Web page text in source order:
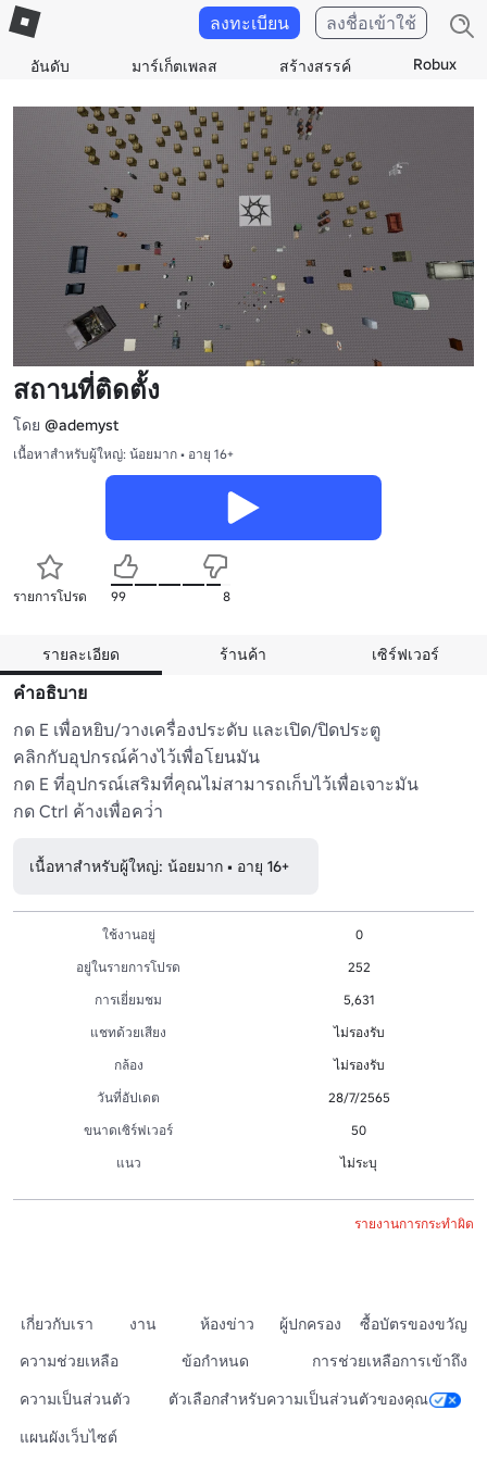
อันดับ มาร์เก็ตเพลส สร้างสรรค์ Robux
ลงทะเบียน ลงชื่อเข้าใช้
สถานที่ติดตั้ง
โดย @ademyst
เนื้อหาสำหรับผู้ใหญ่: น้อยมาก • อายุ 16+
รายการโปรด 99 8
รายละเอียด ร้านค้า เซิร์ฟเวอร์
คำอธิบาย
กด E เพื่อหยิบ/วางเครื่องประดับ และเปิด/ปิดประตู
คลิกกับอุปกรณ์ค้างไว้เพื่อโยนมัน
กด E ที่อุปกรณ์เสริมที่คุณไม่สามารถเก็บไว้เพื่อเจาะมัน
กด Ctrl ค้างเพื่อคว่ํา
เนื้อหาสำหรับผู้ใหญ่: น้อยมาก • อายุ 16+
ใช้งานอยู่
0
อยู่ในรายการโปรด
252
การเยี่ยมชม
5,631
แชทด้วยเสียง
ไม่รองรับ
กล้อง
ไม่รองรับ
วันที่อัปเดต
28/7/2565
ขนาดเซิร์ฟเวอร์
50
แนว
ไม่ระบุ
รายงานการกระทำผิด
เกี่ยวกับเรา งาน ห้องข่าว ผู้ปกครอง
ซื้อบัตรของขวัญ
ความช่วยเหลือ
ข้อกำหนด
การช่วยเหลือการเข้าถึง
ความเป็นส่วนตัว
ตัวเลือกสำหรับความเป็นส่วนตัวของคุณ
แผนผังเว็บไซต์